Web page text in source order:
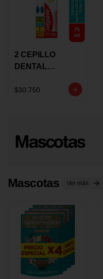
2 CEPILLO
DENTAL
+CREMA
$30.750
Mascotas Ver más